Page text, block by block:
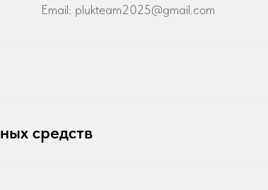
Email: plukteam2025@gmail.com
средств